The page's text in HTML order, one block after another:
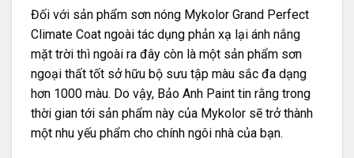
Đối với sản phẩm sơn nóng Mykolor Grand Perfect
Climate Coat ngoài tác dụng phản xạ lại ánh nắng
mặt trời thì ngoài ra đây còn là một sản phẩm sơn
ngoại thất tốt sở hữu bộ sưu tập màu sắc đa dạng
hơn 1000 màu. Do vậy, Bảo Anh Paint tin rằng trong
thời gian tới sản phẩm này của Mykolor sẽ trở thành
một nhu yếu phẩm cho chính ngôi nhà của bạn.